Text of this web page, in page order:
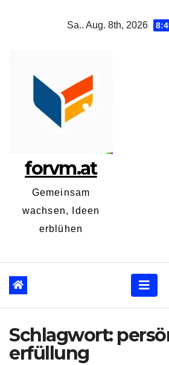
Sa.. Aug. 8th, 2026
forvm.at
Gemeinsam
wachsen, Ideen
erblühen
Schlagwort:
erfüllung